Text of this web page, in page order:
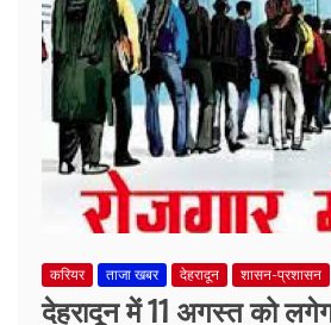
करियर ताजा खबर देहरादून शासन-प्रशासन
देहरादून में 11 अगस्त को